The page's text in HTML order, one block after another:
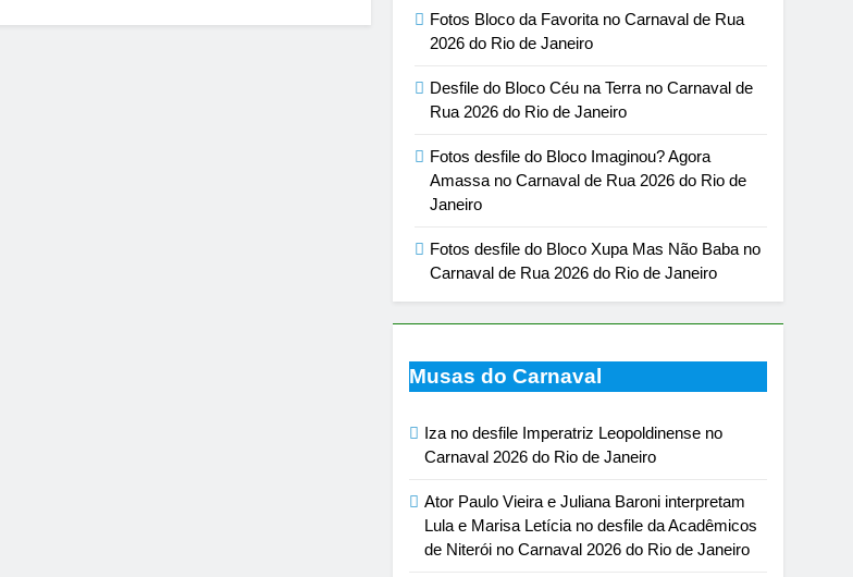
Fotos Bloco da Favorita no Carnaval de Rua
2026 do Rio de Janeiro
Desfile do Bloco Céu na Terra no Carnaval de
Rua 2026 do Rio de Janeiro
Fotos desfile do Bloco Imaginou? Agora
Amassa no Carnaval de Rua 2026 do Rio de
Janeiro
Fotos desfile do Bloco Xupa Mas Não Baba no
Carnaval de Rua 2026 do Rio de Janeiro
Musas do Carnaval
Iza no desfile Imperatriz Leopoldinense no
Carnaval 2026 do Rio de Janeiro
Ator Paulo Vieira e Juliana Baroni interpretam
Lula e Marisa Letícia no desfile da Acadêmicos
de Niterói no Carnaval 2026 do Rio de Janeiro